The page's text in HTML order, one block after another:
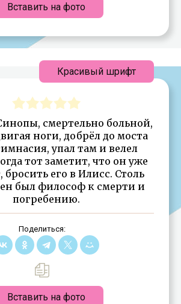
Вставить на фото
смертельно больной,
ноги, добрёл до моста
упал там и велел
тот заметит, что он уже
его в Илисс. Столь
был философ к смерти и
погребению.
Поделиться:
Вставить на фото
Красивый шрифт